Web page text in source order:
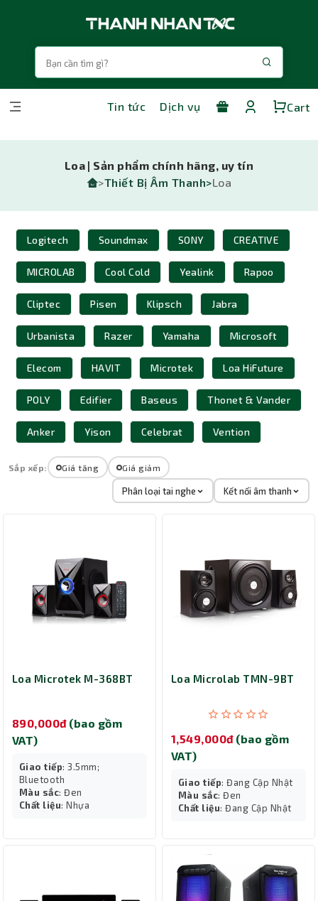
Tin tức Dịch vụ Cart
Loa | Sản phẩm chính hãng, uy tín
>Thiết Bị Âm Thanh>Loa
Logitech Soundmax SONY CREATIVE
MICROLAB Cool Cold Yealink Rapoo
Cliptec Pisen Klipsch Jabra
Urbanista Razer Yamaha Microsoft
Elecom HAVIT Microtek Loa HiFuture
POLY Edifier Baseus Thonet & Vander
Anker Yison Celebrat Vention
Sắp xếp: Giá tăng Giá giảm
Phân loại tai nghe Kết nối âm thanh
Loa Microtek M-368BT
890,000đ (bao gồm
VAT)
Giao tiếp: 3.5mm;
Bluetooth
Màu sắc: Đen
Chất liệu: Nhựa
Loa Microlab TMN-9BT
1,549,000đ (bao gồm
VAT)
Giao tiếp: Đang Cập Nhật
Màu sắc: Đen
Chất liệu: Đang Cập Nhật